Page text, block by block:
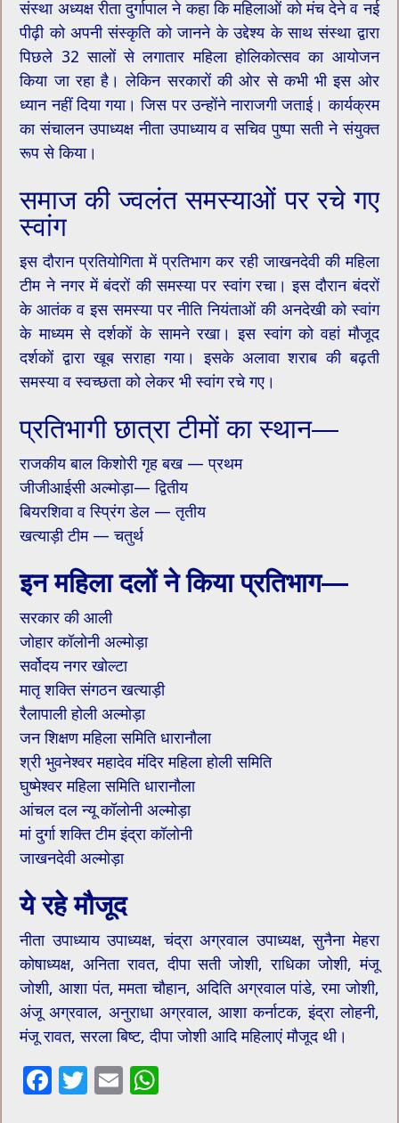
संस्था अध्यक्ष रीता दुर्गापाल ने कहा कि महिलाओं को मंच देने व नई
पीढ़ी को अपनी संस्कृति को जानने के उद्देश्य के साथ संस्था द्वारा
पिछले 32 सालों से लगातार महिला होलिकोत्सव का आयोजन
किया जा रहा है। लेकिन सरकारों की ओर से कभी भी इस ओर
ध्यान नहीं दिया गया। जिस पर उन्होंने नाराजगी जताई। कार्यक्रम
का संचालन उपाध्यक्ष नीता उपाध्याय व सचिव पुष्पा सती ने संयुक्त
रूप से किया।
समाज की ज्वलंत समस्याओं पर रचे गए
स्वांग
इस दौरान प्रतियोगिता में प्रतिभाग कर रही जाखनदेवी की महिला
टीम ने नगर में बंदरों की समस्या पर स्वांग रचा। इस दौरान बंदरों
के आतंक व इस समस्या पर नीति नियंताओं की अनदेखी को स्वांग
के माध्यम से दर्शकों के सामने रखा। इस स्वांग को वहां मौजूद
दर्शकों द्वारा खूब सराहा गया। इसके अलावा शराब की बढ़ती
समस्या व स्वच्छता को लेकर भी स्वांग रचे गए।
प्रतिभागी छात्रा टीमों का स्थान—
राजकीय बाल किशोरी गृह बख — प्रथम
जीजीआईसी अल्मोड़ा— द्वितीय
बियरशिवा व स्प्रिंग डेल — तृतीय
खत्याड़ी टीम — चतुर्थ
इन महिला दलों ने किया प्रतिभाग—
सरकार की आली
जोहार कॉलोनी अल्मोड़ा
सर्वोदय नगर खोल्टा
मातृ शक्ति संगठन खत्याड़ी
रैलापाली होली अल्मोड़ा
जन शिक्षण महिला स​मिति धारानौला
श्री भुवनेश्वर महादेव मंदिर महिला होली समिति
घुष्मेश्वर महिला समिति धारानौला
आंचल दल न्यू कॉलोनी अल्मोड़ा
मां दुर्गा शक्ति टीम इंद्रा कॉलोनी
जाखनदेवी अल्मोड़ा
ये रहे मौजूद
नीता उपाध्याय उपाध्यक्ष, चंद्रा अग्रवाल उपाध्यक्ष, सुनैना मेहरा
कोषाध्यक्ष, अनिता रावत, दीपा सती जोशी, राधिका जोशी, मंजू
जोशी, आशा पंत, ममता चौहान, अदिति अग्रवाल पांडे, रमा जोशी,
अंजू अग्रवाल, अनुराधा अग्रवाल, ​आशा कर्नाटक, इंद्रा लोहनी,
मंजू रावत, सरला बिष्ट, दीपा जोशी आदि महिलाएं मौजूद थी।
F
T
E